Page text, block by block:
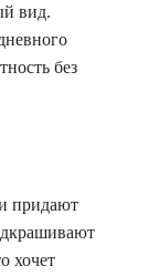
вид.
без
придают
хочет